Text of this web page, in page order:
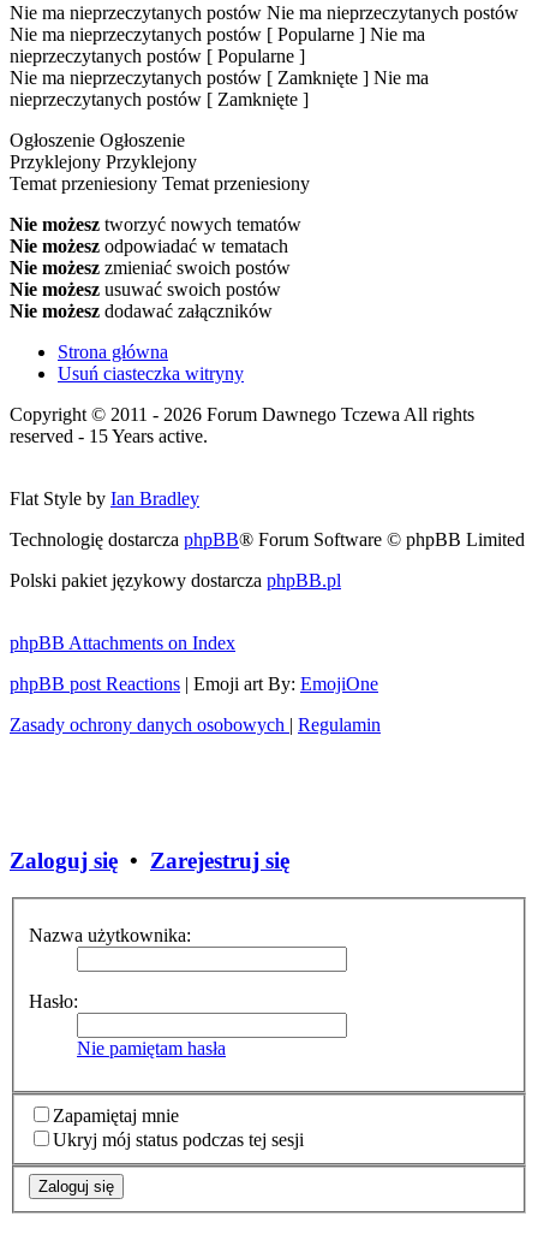
Nie ma nieprzeczytanych postów Nie ma nieprzeczytanych postów
Nie ma nieprzeczytanych postów [ Popularne ] Nie ma
nieprzeczytanych postów [ Popularne ]
Nie ma nieprzeczytanych postów [ Zamknięte ] Nie ma
nieprzeczytanych postów [ Zamknięte ]
Ogłoszenie Ogłoszenie
Przyklejony Przyklejony
Temat przeniesiony Temat przeniesiony
Nie możesz tworzyć nowych tematów
Nie możesz odpowiadać w tematach
Nie możesz zmieniać swoich postów
Nie możesz usuwać swoich postów
Nie możesz dodawać załączników
Strona główna
Usuń ciasteczka witryny
Copyright © 2011 - 2026 Forum Dawnego Tczewa All rights
reserved - 15 Years active.
Flat Style by Ian Bradley
Technologię dostarcza phpBB® Forum Software © phpBB Limited
Polski pakiet językowy dostarcza phpBB.pl
phpBB Attachments on Index
phpBB post Reactions | Emoji art By: EmojiOne
Zasady ochrony danych osobowych | Regulamin
Zaloguj się • Zarejestruj się
Nazwa użytkownika:
Hasło:
Nie pamiętam hasła
Zapamiętaj mnie
Ukryj mój status podczas tej sesji